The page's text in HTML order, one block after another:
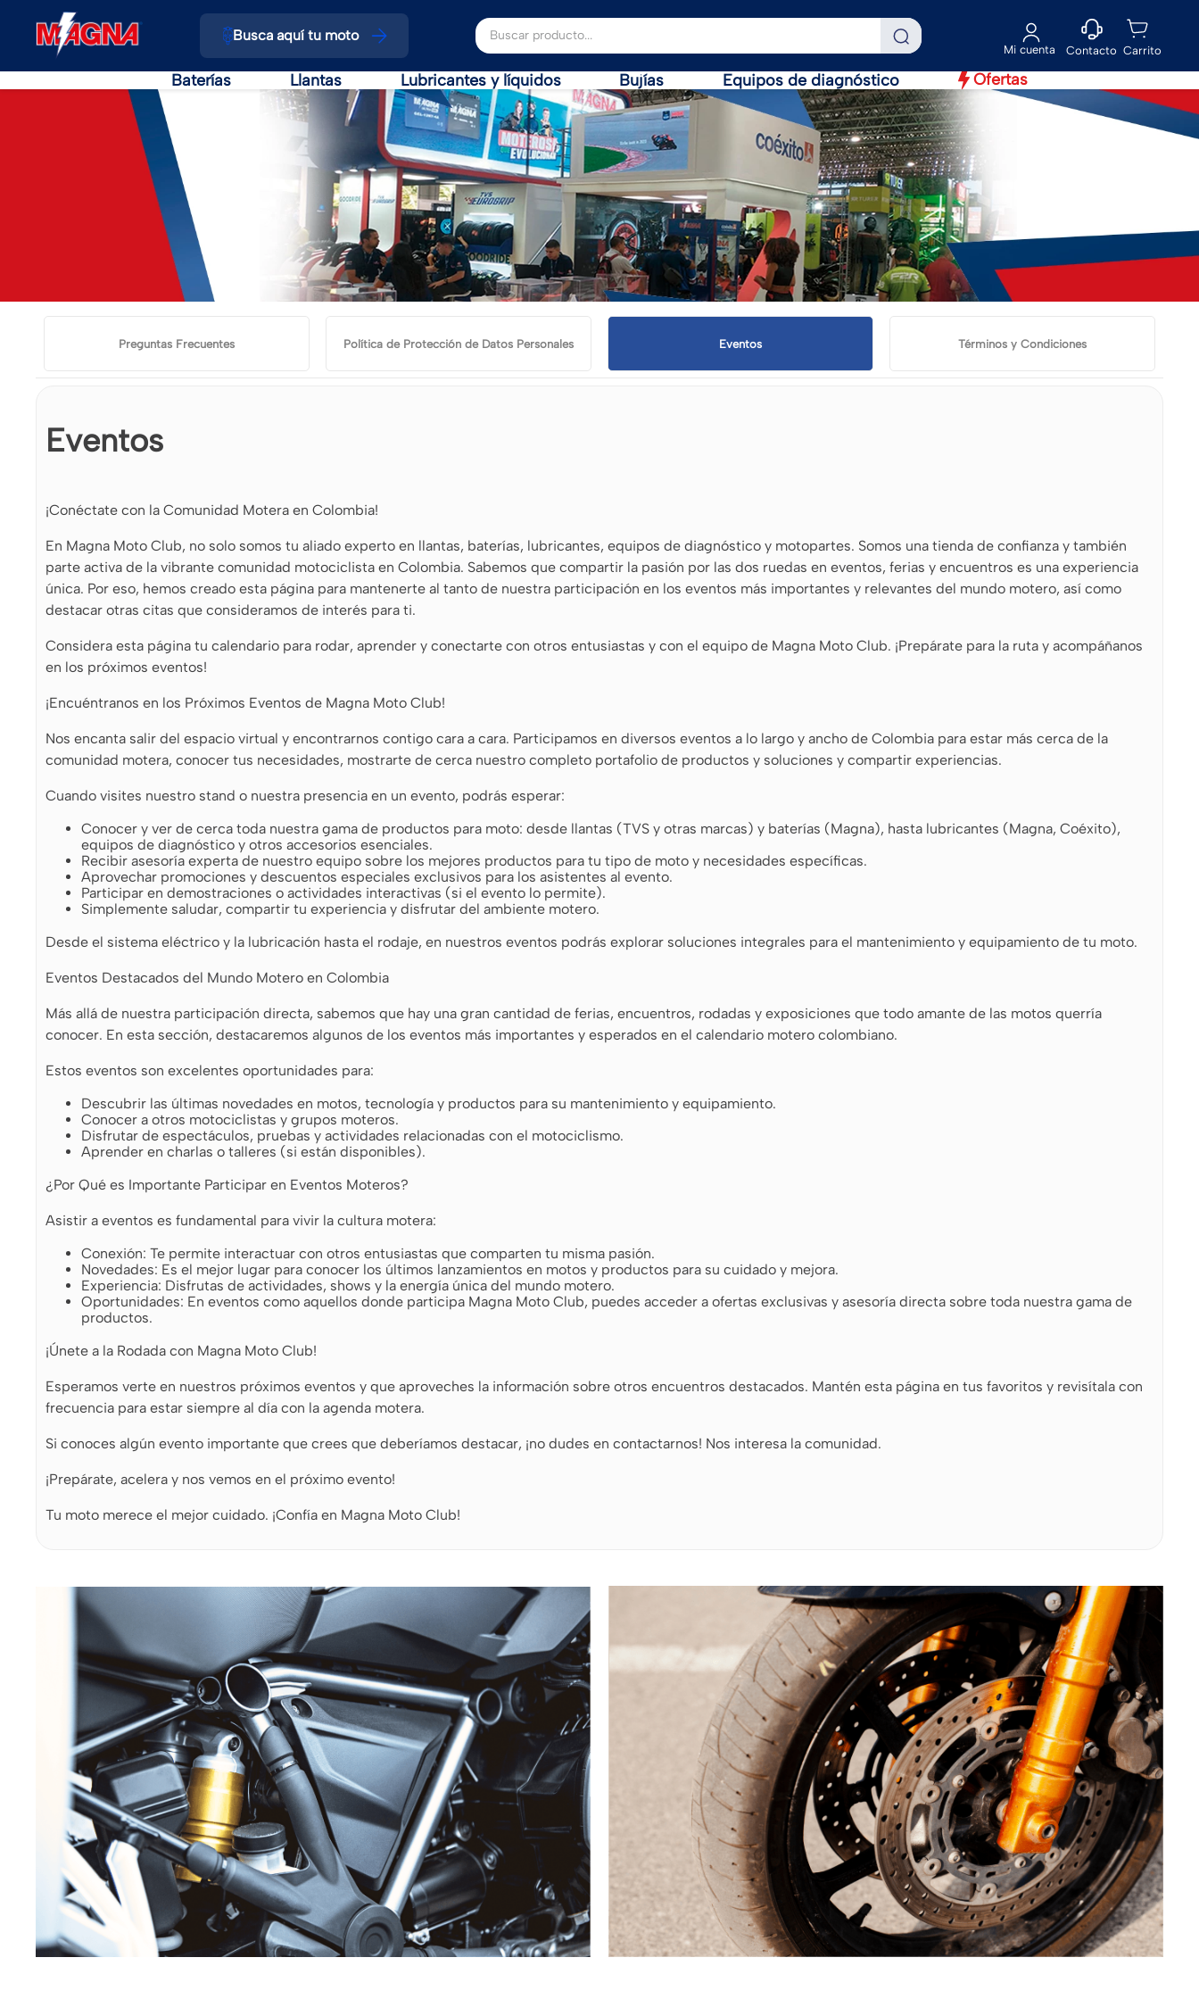
Busca aquí tu moto
Buscar producto...
Contacto
Baterías Llantas Lubricantes y líquidos Bujías Equipos de diagnóstico Ofertas
Preguntas Frecuentes Política de Protección de Datos Personales Eventos Términos y Condiciones
Eventos
¡Conéctate con la Comunidad Motera en Colombia!
En Magna Moto Club, no solo somos tu aliado experto en llantas, baterías, lubricantes, equipos de diagnóstico y motopartes. Somos una tienda de confianza y también
parte activa de la vibrante comunidad motociclista en Colombia. Sabemos que compartir la pasión por las dos ruedas en eventos, ferias y encuentros es una experiencia
única. Por eso, hemos creado esta página para mantenerte al tanto de nuestra participación en los eventos más importantes y relevantes del mundo motero, así como
destacar otras citas que consideramos de interés para ti.
Considera esta página tu calendario para rodar, aprender y conectarte con otros entusiastas y con el equipo de Magna Moto Club. ¡Prepárate para la ruta y acompáñanos
en los próximos eventos!
¡Encuéntranos en los Próximos Eventos de Magna Moto Club!
Nos encanta salir del espacio virtual y encontrarnos contigo cara a cara. Participamos en diversos eventos a lo largo y ancho de Colombia para estar más cerca de la
comunidad motera, conocer tus necesidades, mostrarte de cerca nuestro completo portafolio de productos y soluciones y compartir experiencias.
Cuando visites nuestro stand o nuestra presencia en un evento, podrás esperar:
Conocer y ver de cerca toda nuestra gama de productos para moto: desde llantas (TVS y otras marcas) y baterías (Magna), hasta lubricantes (Magna, Coéxito),
equipos de diagnóstico y otros accesorios esenciales.
Recibir asesoría experta de nuestro equipo sobre los mejores productos para tu tipo de moto y necesidades específicas.
Aprovechar promociones y descuentos especiales exclusivos para los asistentes al evento.
Participar en demostraciones o actividades interactivas (si el evento lo permite).
Simplemente saludar, compartir tu experiencia y disfrutar del ambiente motero.
Desde el sistema eléctrico y la lubricación hasta el rodaje, en nuestros eventos podrás explorar soluciones integrales para el mantenimiento y equipamiento de tu moto.
Eventos Destacados del Mundo Motero en Colombia
Más allá de nuestra participación directa, sabemos que hay una gran cantidad de ferias, encuentros, rodadas y exposiciones que todo amante de las motos querría
conocer. En esta sección, destacaremos algunos de los eventos más importantes y esperados en el calendario motero colombiano.
Estos eventos son excelentes oportunidades para:
Descubrir las últimas novedades en motos, tecnología y productos para su mantenimiento y equipamiento.
Conocer a otros motociclistas y grupos moteros.
Disfrutar de espectáculos, pruebas y actividades relacionadas con el motociclismo.
Aprender en charlas o talleres (si están disponibles).
¿Por Qué es Importante Participar en Eventos Moteros?
Asistir a eventos es fundamental para vivir la cultura motera:
Conexión: Te permite interactuar con otros entusiastas que comparten tu misma pasión.
Novedades: Es el mejor lugar para conocer los últimos lanzamientos en motos y productos para su cuidado y mejora.
Experiencia: Disfrutas de actividades, shows y la energía única del mundo motero.
Oportunidades: En eventos como aquellos donde participa Magna Moto Club, puedes acceder a ofertas exclusivas y asesoría directa sobre toda nuestra gama de
productos.
¡Únete a la Rodada con Magna Moto Club!
Esperamos verte en nuestros próximos eventos y que aproveches la información sobre otros encuentros destacados. Mantén esta página en tus favoritos y revisítala con
frecuencia para estar siempre al día con la agenda motera.
Si conoces algún evento importante que crees que deberíamos destacar, ¡no dudes en contactarnos! Nos interesa la comunidad.
¡Prepárate, acelera y nos vemos en el próximo evento!
Tu moto merece el mejor cuidado. ¡Confía en Magna Moto Club!